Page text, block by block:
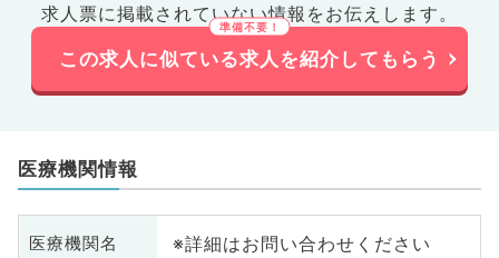
求人票に掲載されていない情報をお伝えします。
この求人に似ている求人を紹介してもらう
医療機関情報
医療機関名 ※詳細はお問い合わせください